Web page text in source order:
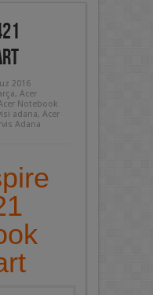
2016
, Acer
Notebook
adana, Acer
Adana